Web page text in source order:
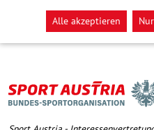
Alle akzeptieren